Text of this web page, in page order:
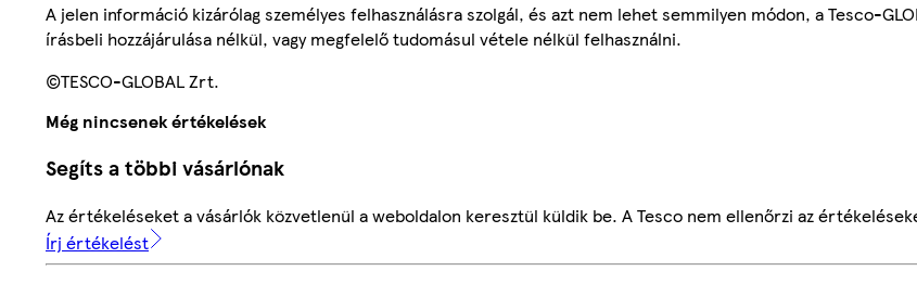
A jelen információ kizárólag személyes felhasználásra szolgál, és azt nem lehet semmilyen módon, a Tesco-
írásbeli hozzájárulása nélkül, vagy megfelelő tudomásul vétele nélkül felhasználni.
©TESCO-GLOBAL Zrt.
Még nincsenek értékelések
Segíts a többi vásárlónak
Az értékeléseket a vásárlók közvetlenül a weboldalon keresztül küldik be. A Tesco nem ellenőrzi az
Írj értékelést